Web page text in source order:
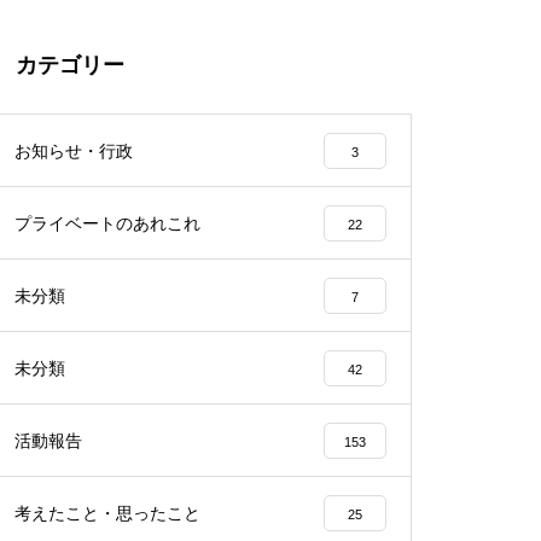
カテゴリー
お知らせ・行政 3
プライベートのあれこれ 22
未分類 7
未分類 42
活動報告 153
考えたこと・思ったこと 25